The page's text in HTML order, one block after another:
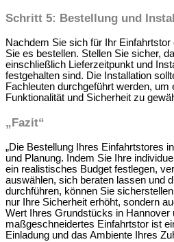
Schritt 5: Bestellung und
Nachdem Sie sich für Ihr
Sie es bestellen. Stellen Sie sicher,
einschließlich Lieferzeitpunkt und
festgehalten sind. Die Installation
Fachleuten durchgeführt werden, um
Funktionalität und Sicherheit zu
„Fazit“
„Die Bestellung Ihres Einfahrtstores
und Planung. Indem Sie Ihre
ein realistisches Budget festlegen,
auswählen, sich beraten lassen und
durchführen, können Sie
nur Ihre Sicherheit erhöht, sondern
Wert Ihres Grundstücks in Hannover
maßgeschneidertes Einfahrtstor ist
Einladung und das Ambiente Ihres